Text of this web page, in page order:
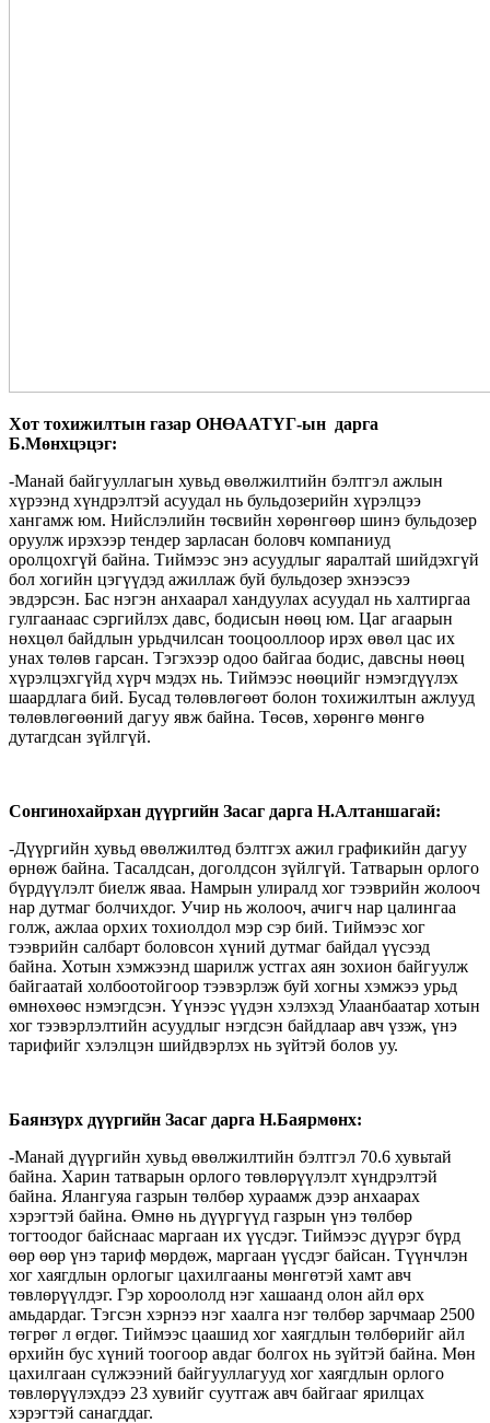
Хот тохижилтын газар ОНӨААТҮГ-ын дарга
Б.Мөнхцэцэг:
-Манай байгууллагын хувьд өвөлжилтийн бэлтгэл ажлын
хүрээнд хүндрэлтэй асуудал нь бульдозерийн хүрэлцээ
хангамж юм. Нийслэлийн төсвийн хөрөнгөөр шинэ бульдозер
оруулж ирэхээр тендер зарласан боловч компаниуд
оролцохгүй байна. Тиймээс энэ асуудлыг яаралтай шийдэхгүй
бол хогийн цэгүүдэд ажиллаж буй бульдозер эхнээсээ
эвдэрсэн. Бас нэгэн анхаарал хандуулах асуудал нь халтиргаа
гулгаанаас сэргийлэх давс, бодисын нөөц юм. Цаг агаарын
нөхцөл байдлын урьдчилсан тооцооллоор ирэх өвөл цас их
унах төлөв гарсан. Тэгэхээр одоо байгаа бодис, давсны нөөц
хүрэлцэхгүйд хүрч мэдэх нь. Тиймээс нөөцийг нэмэгдүүлэх
шаардлага бий. Бусад төлөвлөгөөт болон тохижилтын ажлууд
төлөвлөгөөний дагуу явж байна. Төсөв, хөрөнгө мөнгө
дутагдсан зүйлгүй.
Сонгинохайрхан дүүргийн Засаг дарга Н.Алтаншагай:
-Дүүргийн хувьд өвөлжилтөд бэлтгэх ажил графикийн дагуу
өрнөж байна. Тасалдсан, доголдсон зүйлгүй. Татварын орлого
бүрдүүлэлт биелж яваа. Намрын улиралд хог тээврийн жолооч
нар дутмаг болчихдог. Учир нь жолооч, ачигч нар цалингаа
голж, ажлаа орхих тохиолдол мэр сэр бий. Тиймээс хог
тээврийн салбарт боловсон хүний дутмаг байдал үүсээд
байна. Хотын хэмжээнд шарилж устгах аян зохион байгуулж
байгаатай холбоотойгоор тээвэрлэж буй хогны хэмжээ урьд
өмнөхөөс нэмэгдсэн. Үүнээс үүдэн хэлэхэд Улаанбаатар хотын
хог тээвэрлэлтийн асуудлыг нэгдсэн байдлаар авч үзэж, үнэ
тарифийг хэлэлцэн шийдвэрлэх нь зүйтэй болов уу.
Баянзүрх дүүргийн Засаг дарга Н.Баярмөнх:
-Манай дүүргийн хувьд өвөлжилтийн бэлтгэл 70.6 хувьтай
байна. Харин татварын орлого төвлөрүүлэлт хүндрэлтэй
байна. Ялангуяа газрын төлбөр хураамж дээр анхаарах
хэрэгтэй байна. Өмнө нь дүүргүүд газрын үнэ төлбөр
тогтоодог байснаас маргаан их үүсдэг. Тиймээс дүүрэг бүрд
өөр өөр үнэ тариф мөрдөж, маргаан үүсдэг байсан. Түүнчлэн
хог хаягдлын орлогыг цахилгааны мөнгөтэй хамт авч
төвлөрүүлдэг. Гэр хороололд нэг хашаанд олон айл өрх
амьдардаг. Тэгсэн хэрнээ нэг хаалга нэг төлбөр зарчмаар 2500
төгрөг л өгдөг. Тиймээс цаашид хог хаягдлын төлбөрийг айл
өрхийн бус хүний тоогоор авдаг болгох нь зүйтэй байна. Мөн
цахилгаан сүлжээний байгууллагууд хог хаягдлын орлого
төвлөрүүлэхдээ 23 хувийг суутгаж авч байгааг ярилцах
хэрэгтэй санагддаг.